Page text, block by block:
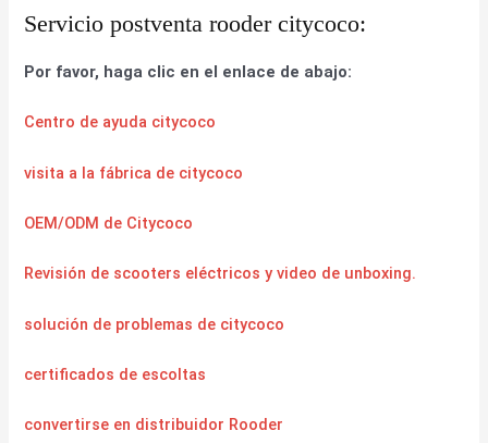
Servicio postventa rooder citycoco:
Por favor, haga clic en el enlace de abajo:
Centro de ayuda citycoco
visita a la fábrica de citycoco
OEM/ODM de Citycoco
Revisión de scooters eléctricos y video de unboxing.
solución de problemas de citycoco
certificados de escoltas
convertirse en distribuidor Rooder